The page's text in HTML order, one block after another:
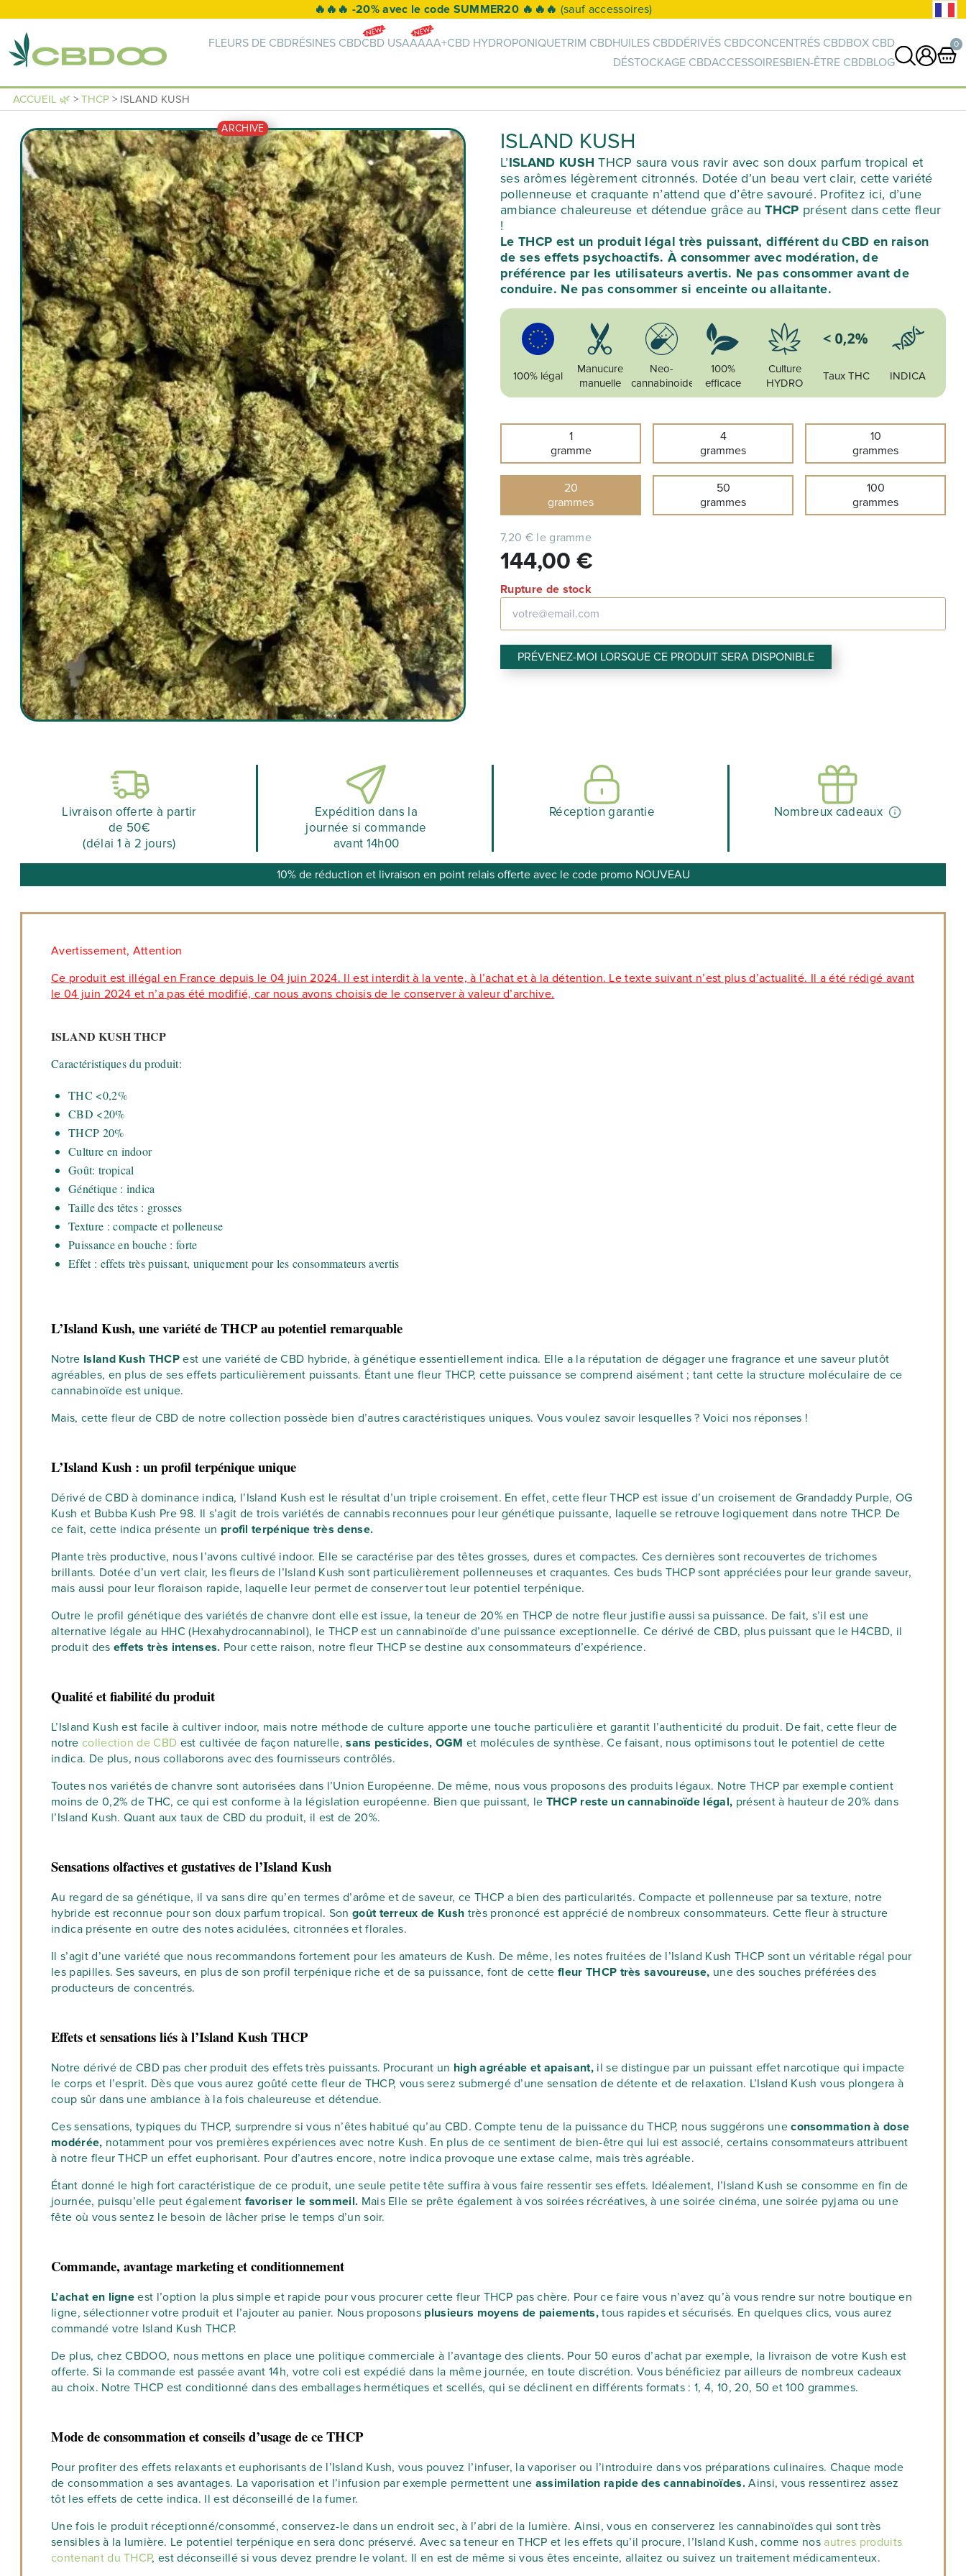
🚛 Livraison offerte à partir de 50€ 🚛
FLEURS DE CBDRÉSINES CBDCBD USAAAAA+CBD HYDROPONIQUETRIM CBDHUILES CBDDÉRIVÉS CBDCONCENTRÉS CBDBOX CBD
DÉSTOCKAGE CBDACCESSOIRESBIEN-ÊTRE CBDBLOG
0
Votre panier est vide.
ACCUEIL 🌿 > THCP > ISLAND KUSH
ARCHIVE ISLAND KUSH
L’ISLAND KUSH THCP saura vous ravir avec son doux parfum tropical et
ses arômes légèrement citronnés. Dotée d’un beau vert clair, cette variété
pollenneuse et craquante n’attend que d’être savouré. Profitez ici, d’une
ambiance chaleureuse et détendue grâce auTHCP présent dans cette fleur
!
Le THCP est un produit légal très puissant, différent du CBD en raison
de ses effets psychoactifs. À consommer avec modération, de
préférence par les utilisateurs avertis. Ne pas consommer avant de
conduire. Ne pas consommer si enceinte ou allaitante.
100% légal
Manucure
manuelle
Neo-
cannabinoide
100%
efficace
Culture
HYDRO
Taux THC INDICA
1
gramme
4
grammes
10
grammes
20
grammes
50
grammes
100
grammes
7,20 € le gramme
144,00 €
Rupture de stock
PRÉVENEZ-MOI LORSQUE CE PRODUIT SERA DISPONIBLE
Livraison offerte à partir
de 50€
(délai 1 à 2 jours)
Expédition dans la
journée si commande
avant 14h00
Réception garantie Nombreux cadeaux
10% de réduction et livraison en point relais offerte avec le code promo NOUVEAU
Avertissement, Attention
Ce produit est illégal en France depuis le 04 juin 2024. Il est interdit à la vente, à l’achat et à la détention. Le texte suivant n’est plus d’actualité. Il a été rédigé avant
le 04 juin 2024 et n’a pas été modifié, car nous avons choisis de le conserver à valeur d’archive.
ISLAND KUSH THCP
Caractéristiques du produit:
THC <0,2%
CBD <20%
THCP 20%
Culture en indoor
Goût: tropical
Génétique : indica
Taille des têtes : grosses
Texture : compacte et polleneuse
Puissance en bouche : forte
Effet : effets très puissant, uniquement pour les consommateurs avertis
L’Island Kush, une variété de THCP au potentiel remarquable
Notre Island Kush THCP est une variété de CBD hybride, à génétique essentiellement indica. Elle a la réputation de dégager une fragrance et une saveur plutôt
agréables, en plus de ses effets particulièrement puissants. Étant une fleur THCP, cette puissance se comprend aisément ; tant cette la structure moléculaire de ce
cannabinoïde est unique.
Mais, cette fleur de CBD de notre collection possède bien d’autres caractéristiques uniques. Vous voulez savoir lesquelles ? Voici nos réponses !
L’Island Kush : un profil terpénique unique
Dérivé de CBD à dominance indica, l’Island Kush est le résultat d’un triple croisement. En effet, cette fleur THCP est issue d’un croisement de Grandaddy Purple, OG
Kush et Bubba Kush Pre 98. Il s’agit de trois variétés de cannabis reconnues pour leur génétique puissante, laquelle se retrouve logiquement dans notre THCP. De
ce fait, cette indica présente un profil terpénique très dense.
Plante très productive, nous l’avons cultivé indoor. Elle se caractérise par des têtes grosses, dures et compactes. Ces dernières sont recouvertes de trichomes
brillants. Dotée d’un vert clair, les fleurs de l’Island Kush sont particulièrement pollenneuses et craquantes. Ces buds THCP sont appréciées pour leur grande saveur,
mais aussi pour leur floraison rapide, laquelle leur permet de conserver tout leur potentiel terpénique.
Outre le profil génétique des variétés de chanvre dont elle est issue, la teneur de 20% en THCP de notre fleur justifie aussi sa puissance. De fait, s’il est une
alternative légale au HHC (Hexahydrocannabinol), le THCP est un cannabinoïde d’une puissance exceptionnelle. Ce dérivé de CBD, plus puissant que le H4CBD, il
produit des effets très intenses. Pour cette raison, notre fleur THCP se destine aux consommateurs d’expérience.
Qualité et fiabilité du produit
L’Island Kush est facile à cultiver indoor, mais notre méthode de culture apporte une touche particulière et garantit l’authenticité du produit. De fait, cette fleur de
notre collection de CBD est cultivée de façon naturelle,sans pesticides, OGM et molécules de synthèse. Ce faisant, nous optimisons tout le potentiel de cette
indica. De plus, nous collaborons avec des fournisseurs contrôlés.
Toutes nos variétés de chanvre sont autorisées dans l’Union Européenne. De même, nous vous proposons des produits légaux. Notre THCP par exemple contient
moins de 0,2% de THC, ce qui est conforme à la législation européenne. Bien que puissant, le THCP reste un cannabinoïde légal, présent à hauteur de 20% dans
l’Island Kush. Quant aux taux de CBD du produit, il est de 20%.
Sensations olfactives et gustatives de l’Island Kush
Au regard de sa génétique, il va sans dire qu’en termes d’arôme et de saveur, ce THCP a bien des particularités. Compacte et pollenneuse par sa texture, notre
hybride est reconnue pour son doux parfum tropical. Son goût terreux de Kush très prononcé est apprécié de nombreux consommateurs. Cette fleur à structure
indica présente en outre des notes acidulées, citronnées et florales.
Il s’agit d’une variété que nous recommandons fortement pour les amateurs de Kush. De même, les notes fruitées de l’Island Kush THCP sont un véritable régal pour
les papilles. Ses saveurs, en plus de son profil terpénique riche et de sa puissance, font de cettefleur THCP très savoureuse, une des souches préférées des
producteurs de concentrés.
Effets et sensations liés à l’Island Kush THCP
Notre dérivé de CBD pas cher produit des effets très puissants. Procurant un high agréable et apaisant, il se distingue par un puissant effet narcotique qui impacte
le corps et l’esprit. Dès que vous aurez goûté cette fleur de THCP, vous serez submergé d’une sensation de détente et de relaxation. L’Island Kush vous plongera à
coup sûr dans une ambiance à la fois chaleureuse et détendue.
Ces sensations, typiques du THCP, surprendre si vous n’êtes habitué qu’au CBD. Compte tenu de la puissance du THCP, nous suggérons uneconsommation à dose
modérée, notamment pour vos premières expériences avec notre Kush. En plus de ce sentiment de bien-être qui lui est associé, certains consommateurs attribuent
à notre fleur THCP un effet euphorisant. Pour d’autres encore, notre indica provoque une extase calme, mais très agréable.
Étant donné le high fort caractéristique de ce produit, une seule petite tête suffira à vous faire ressentir ses effets. Idéalement, l’Island Kush se consomme en fin de
journée, puisqu’elle peut également favoriser le sommeil. Mais Elle se prête également à vos soirées récréatives, à une soirée cinéma, une soirée pyjama ou une
fête où vous sentez le besoin de lâcher prise le temps d’un soir.
Commande, avantage marketing et conditionnement
L’achat en ligne est l’option la plus simple et rapide pour vous procurer cette fleur THCP pas chère. Pour ce faire vous n’avez qu’à vous rendre sur notre boutique en
ligne, sélectionner votre produit et l’ajouter au panier. Nous proposons plusieurs moyens de paiements,tous rapides et sécurisés. En quelques clics, vous aurez
commandé votre Island Kush THCP.
De plus, chez CBDOO, nous mettons en place une politique commerciale à l’avantage des clients. Pour 50 euros d’achat par exemple, la livraison de votre Kush est
offerte. Si la commande est passée avant 14h, votre coli est expédié dans la même journée, en toute discrétion. Vous bénéficiez par ailleurs de nombreux cadeaux
au choix. Notre THCP est conditionné dans des emballages hermétiques et scellés, qui se déclinent en différents formats : 1, 4, 10, 20, 50 et 100 grammes.
Mode de consommation et conseils d’usage de ce THCP
Pour profiter des effets relaxants et euphorisants de l’Island Kush, vous pouvez l’infuser, la vaporiser ou l’introduire dans vos préparations culinaires. Chaque mode
de consommation a ses avantages. La vaporisation et l’infusion par exemple permettent une assimilation rapide des cannabinoïdes.Ainsi, vous ressentirez assez
tôt les effets de cette indica. Il est déconseillé de la fumer.
Une fois le produit réceptionné/consommé, conservez-le dans un endroit sec, à l’abri de la lumière. Ainsi, vous en conserverez les cannabinoïdes qui sont très
sensibles à la lumière. Le potentiel terpénique en sera donc préservé. Avec sa teneur en THCP et les effets qu’il procure, l’Island Kush, comme nosautres produits
contenant du THCP, est déconseillé si vous devez prendre le volant. Il en est de même si vous êtes enceinte, allaitez ou suivez un traitement médicamenteux.